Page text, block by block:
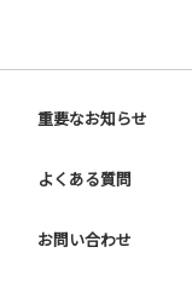
重要なお知らせ
よくある質問
お問い合わせ